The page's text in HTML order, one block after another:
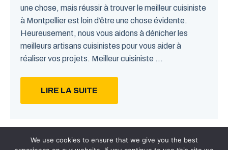
une chose, mais réussir à trouver le meilleur cuisiniste
à Montpellier est loin d’être une chose évidente.
Heureusement, nous vous aidons à dénicher les
meilleurs artisans cuisinistes pour vous aider à
réaliser vos projets. Meilleur cuisiniste ...
LIRE LA SUITE
We use cookies to ensure that we give you the best